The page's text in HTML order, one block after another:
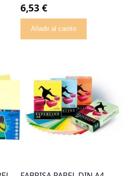
6,53 €
Añadir al carrito